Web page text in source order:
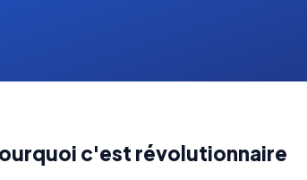
c'est révolutionnaire